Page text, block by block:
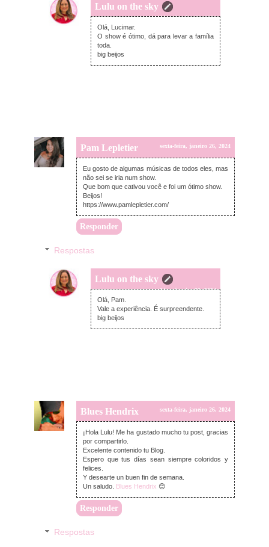
Lulu on the sky
terça-feira, janeiro 30, 2024
Olá, Lucimar.
O show é ótimo, dá para levar a família
toda.
big beijos
Pam Lepletier sexta-feira, janeiro 26, 2024
Eu gosto de algumas músicas de todos eles, mas
não sei se iria num show.
Que bom que cativou você e foi um ótimo show.
Beijos!
https://www.pamlepletier.com/
Responder
Respostas
Lulu on the sky
terça-feira, janeiro 30, 2024
Olá, Pam.
Vale a experiência. É surpreendente.
big beijos
Blues Hendrix sexta-feira, janeiro 26, 2024
¡Hola Lulu! Me ha gustado mucho tu post, gracias
por compartirlo.
Excelente contenido tu Blog.
Espero que tus días sean siempre coloridos y
felices.
Y desearte un buen fin de semana.
Un saludo.
Blues Hendrix 😊
Responder
Respostas